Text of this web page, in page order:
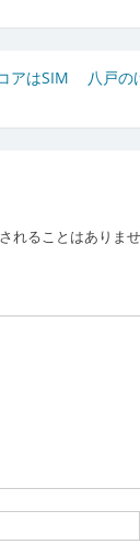
アはSIM
八戸の
れることはありませ